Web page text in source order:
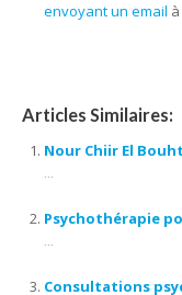
envoyant un email
Articles Similaires:
Nour Chiir El
...
Psychothérapie
...
Consultations